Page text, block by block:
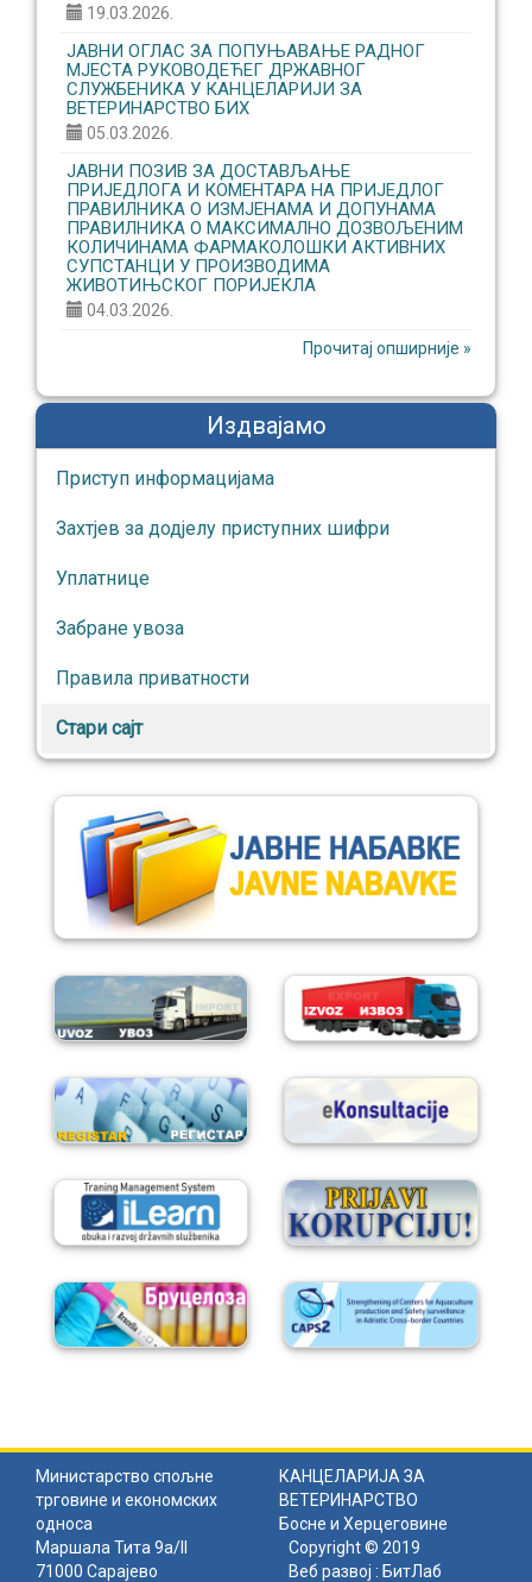
19.03.2026.
ЈАВНИ ОГЛАС ЗА ПОПУЊАВАЊЕ РАДНОГ
МЈЕСТА РУКОВОДЕЋЕГ ДРЖАВНОГ
СЛУЖБЕНИКА У КАНЦЕЛАРИЈИ ЗА
ВЕТЕРИНАРСТВО БИХ
05.03.2026.
ЈАВНИ ПОЗИВ ЗА ДОСТАВЉАЊЕ
ПРИЈЕДЛОГА И КОМЕНТАРА НА ПРИЈЕДЛОГ
ПРАВИЛНИКА О ИЗМЈЕНАМА И ДОПУНАМА
ПРАВИЛНИКА О МАКСИМАЛНО ДОЗВОЉЕНИМ
КОЛИЧИНАМА ФАРМАКОЛОШКИ АКТИВНИХ
СУПСТАНЦИ У ПРОИЗВОДИМА
ЖИВОТИЊСКОГ ПОРИЈЕКЛА
04.03.2026.
Прочитај опширније »
Издвајамо
Приступ информaцијaмa
Захтјев за додјелу приступних шифри
Уплатнице
Забране увоза
Правила приватности
Стари сајт
Министарство спољне
трговине и економских
односа
КАНЦЕЛАРИЈА ЗА
ВЕТЕРИНАРСТВО
Босне и Херцеговине
Маршала Тита 9а/II
71000 Сарајево
Copyright © 2019
Веб развој : БитЛаб